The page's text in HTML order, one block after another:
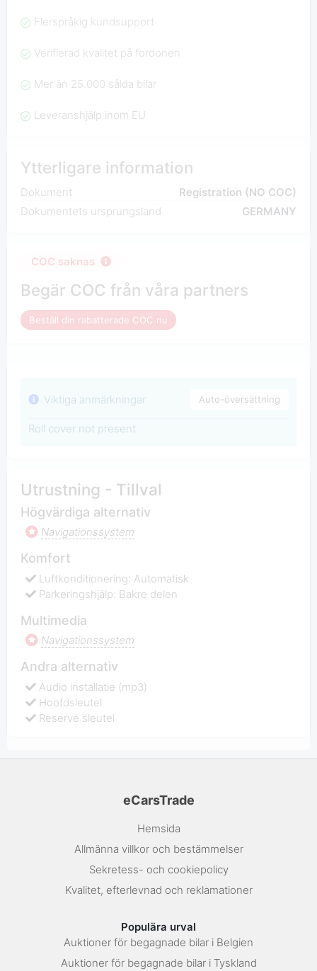
Flerspråkig kundsupport
Verifierad kvalitet på fordonen
Mer än 25.000 sålda bilar
Leveranshjälp inom EU
Ytterligare information
Dokument
Registration (NO COC)
Dokumentets ursprungsland
GERMANY
COC saknas
Begär COC från våra partners
Beställ din rabatterade COC nu
Viktiga anmärkningar Auto-översättning
Roll cover not present
Utrustning - Tillval
Högvärdiga alternativ
Navigationssystem
Komfort
Luftkonditionering: Automatisk
Parkeringshjälp: Bakre delen
Multimedia
Navigationssystem
Andra alternativ
Audio installatie (mp3)
Hoofdsleutel
Reserve sleutel
eCarsTrade
Hemsida
Allmänna villkor och bestämmelser
Sekretess- och cookiepolicy
Kvalitet, efterlevnad och reklamationer
Populära urval
Auktioner för begagnade bilar i Belgien
Auktioner för begagnade bilar i Tyskland